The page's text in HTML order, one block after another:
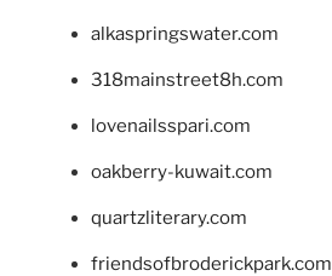
alkaspringswater.com
318mainstreet8h.com
lovenailsspari.com
oakberry-kuwait.com
quartzliterary.com
friendsofbroderickpark.com